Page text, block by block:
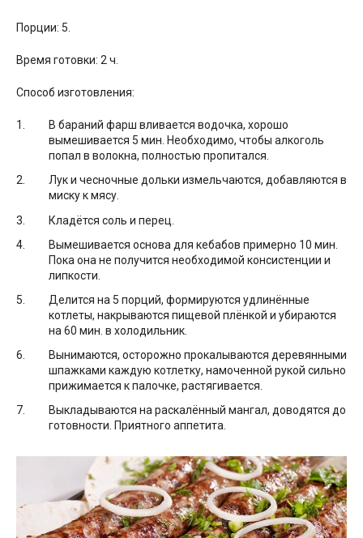
Порции: 5.
Время готовки: 2 ч.
Способ изготовления:
В бараний фарш вливается водочка, хорошо
вымешивается 5 мин. Необходимо, чтобы алкоголь
попал в волокна, полностью пропитался.
Лук и чесночные дольки измельчаются, добавляются в
миску к мясу.
Кладётся соль и перец.
Вымешивается основа для кебабов примерно 10 мин.
Пока она не получится необходимой консистенции и
липкости.
Делится на 5 порций, формируются удлинённые
котлеты, накрываются пищевой плёнкой и убираются
на 60 мин. в холодильник.
Вынимаются, осторожно прокалываются деревянными
шпажками каждую котлетку, намоченной рукой сильно
прижимается к палочке, растягивается.
Выкладываются на раскалённый мангал, доводятся до
готовности. Приятного аппетита.